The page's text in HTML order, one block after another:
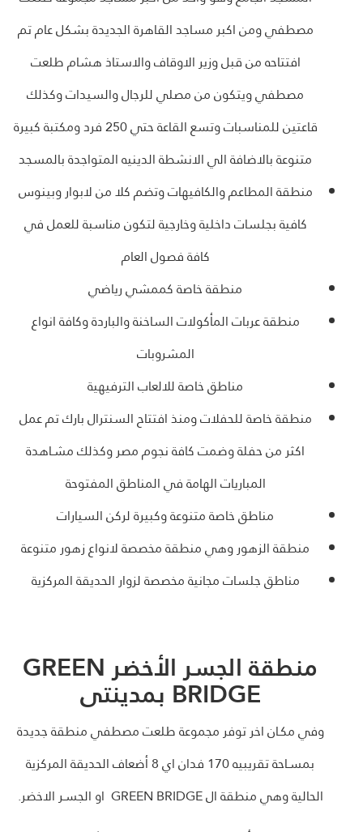
مصطفي ومن اكبر مساجد القاهرة الجديدة بشكل عام تم
افتتاحه من قبل وزير الاوقاف والاستاذ هشام طلعت
مصطفي ويتكون من مصلي للرجال والسيدات وكذلك
قاعتين للمناسبات وتسع القاعة حتي 250 فرد ومكتبة كبيرة
متنوعة بالاضافة الي الانشطة الدينيه المتواجدة بالمسجد
منطقة المطاعم والكافيهات وتضم كلا من لابوار وبينوس
كافية بجلسات داخلية وخارجية لتكون مناسبة للعمل في
كافة فصول العام
منطقة خاصة كممشي رياضي
منطقة عربات المأكولات الساخنة والباردة وكافة انواع
المشروبات
مناطق خاصة للالعاب الترفيهية
منطقة خاصة للحفلات ومنذ افتتاح السنترال بارك تم عمل
اكثر من حفلة وضمت كافة نجوم مصر وكذلك مشـاهدة
المباريات الهامة في المناطق المفتوحة
مناطق خاصة متنوعة وكبيرة لركن السيارات
منطقة الزهور وهي منطقة مخصصة لانواع زهور متنوعة
مناطق جلسات مجانية مخصصة لزوار الحديقة المركزية
منطقة الجسر الأخضر GREEN
BRIDGE بمدينتى
وفي مكـان اخر توفر مجموعة طلعت مصطفي منطقة جديدة
بمسـاحة تقريبيه 170 فدان اي 8 أضعاف الحديقة المركزية
الحالية وهي منطقة الGREEN BRIDGE او الجسـر الاخضر.